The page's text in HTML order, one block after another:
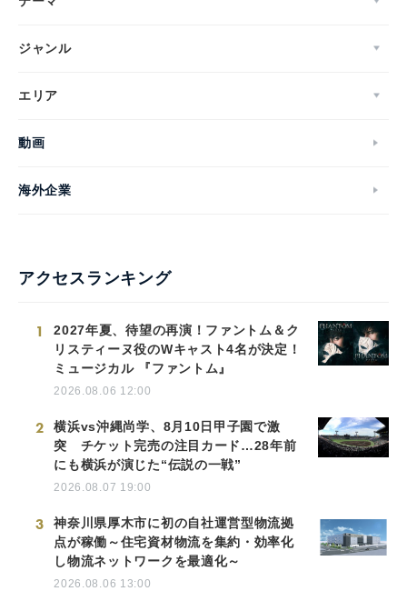
ジャンル
エリア
動画
海外企業
アクセスランキング
1
2027年夏、待望の再演！ファントム＆ク
リスティーヌ役のWキャスト4名が決定！
ミュージカル 『ファントム』
2026.08.06 12:00
2
横浜vs沖縄尚学、8月10日甲子園で激
突 チケット完売の注目カード…28年前
にも横浜が演じた“伝説の一戦”
2026.08.07 19:00
3
神奈川県厚木市に初の自社運営型物流拠
点が稼働～住宅資材物流を集約・効率化
し物流ネットワークを最適化～
2026.08.06 13:00